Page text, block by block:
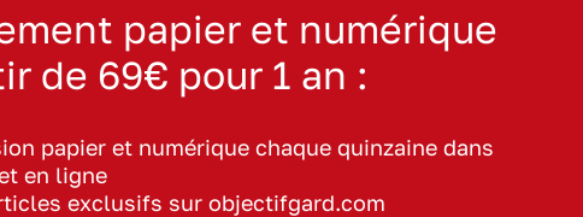
papier et numérique
de 69€ pour 1 an :
papier et numérique chaque quinzaine dans
en ligne
exclusifs sur objectifgard.com